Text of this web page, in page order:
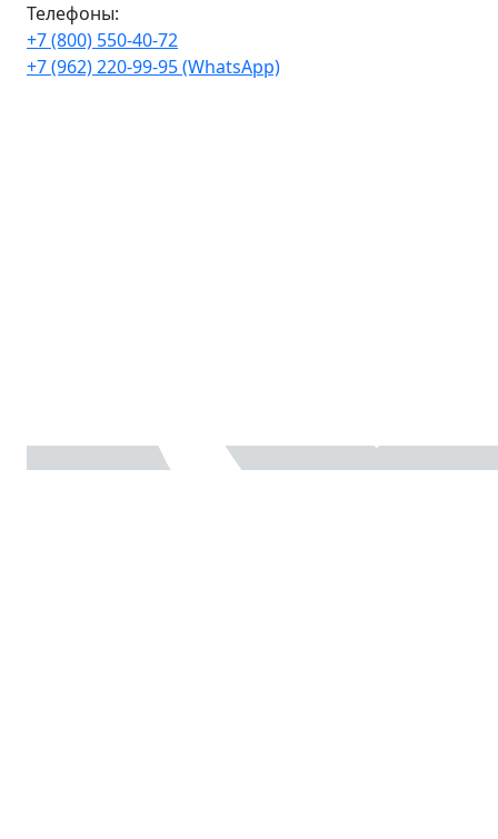
Телефоны:
+7 (800) 550-40-72
+7 (962) 220-99-95 (WhatsApp)